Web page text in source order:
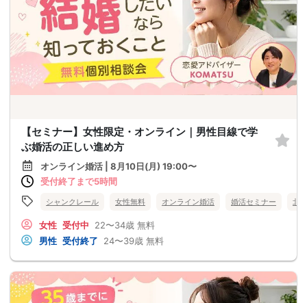
【セミナー】女性限定・オンライン｜男性目線で学
ぶ婚活の正しい進め方
オンライン婚活 | 8月10日(月) 19:00〜
受付終了まで5時間
シャンクレール 女性無料 オンライン婚活 婚活セミナー 北
女性 受付中 22〜34歳 無料
男性 受付終了 24〜39歳 無料